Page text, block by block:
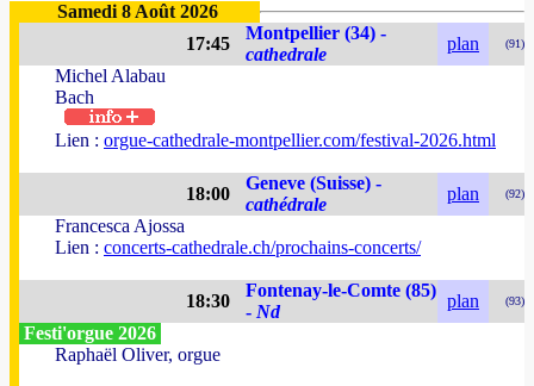
Samedi 8 Août 2026
17:45
Montpellier (34) -
cathedrale
plan (91)
Michel Alabau
Bach
Lien : orgue-cathedrale-montpellier.com/festival-2026.html
18:00
Geneve (Suisse) -
cathédrale
plan (92)
Francesca Ajossa
Lien : concerts-cathedrale.ch/prochains-concerts/
18:30
Fontenay-le-Comte (85)
- Nd
plan (93)
Festi'orgue 2026
Raphaël Oliver, orgue